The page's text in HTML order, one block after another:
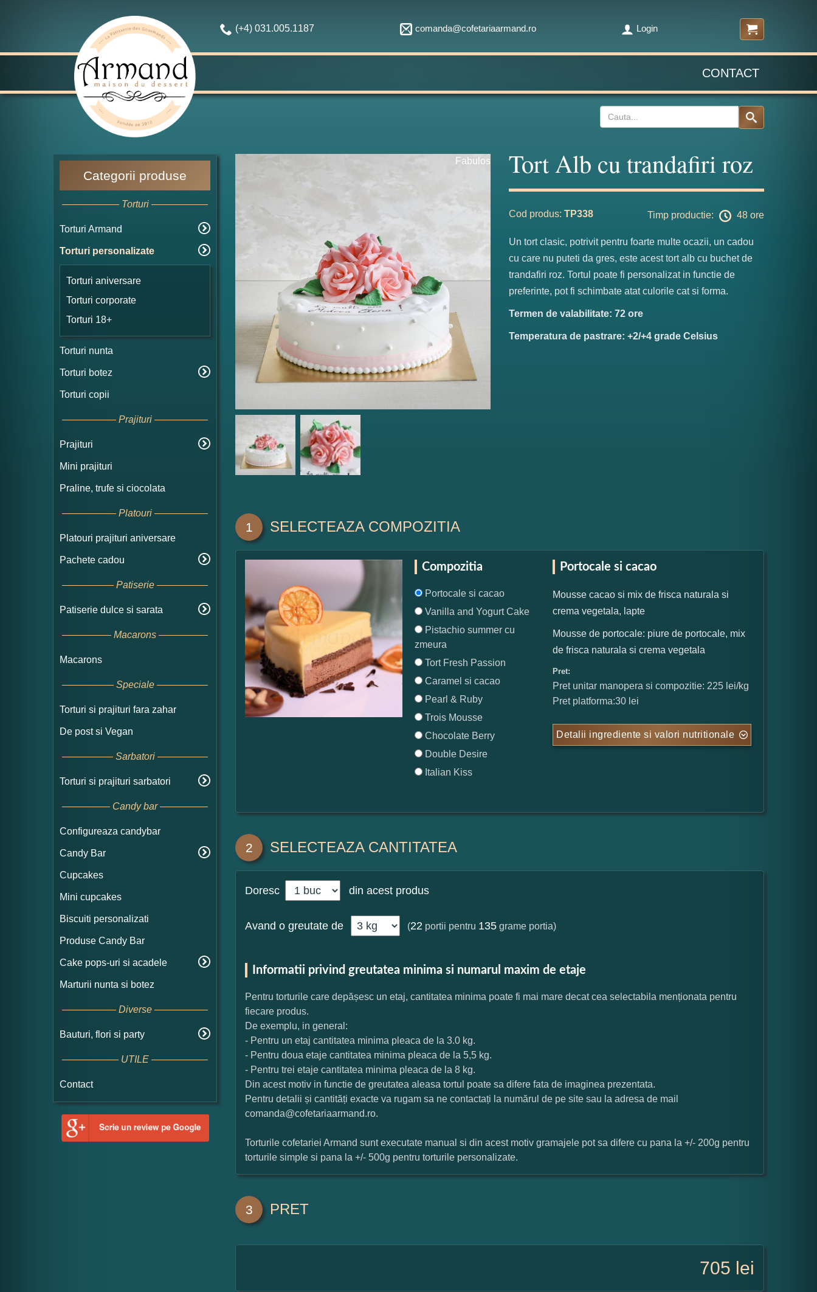
(+4) 031.005.1187 comanda@cofetariaarmand.ro Login
CONTACT
Categorii produse
Torturi
Torturi Armand
Torturi personalizate
Torturi aniversare
Torturi corporate
Torturi 18+
Torturi nunta
Torturi botez
Torturi copii
Prajituri
Prajituri
Mini prajituri
Praline, trufe si ciocolata
Platouri
Platouri prajituri aniversare
Pachete cadou
Patiserie
Patiserie dulce si sarata
Macarons
Macarons
Speciale
Torturi si prajituri fara zahar
De post si Vegan
Sarbatori
Torturi si prajituri sarbatori
Candy bar
Configureaza candybar
Candy Bar
Cupcakes
Mini cupcakes
Biscuiti personalizati
Produse Candy Bar
Cake pops-uri si acadele
Marturii nunta si botez
Diverse
Bauturi, flori si party
UTILE
Contact
Fabulos Tort Alb cu trandafiri roz
Cod produs: TP338 Timp productie: 48 ore
Un tort clasic, potrivit pentru foarte multe ocazii, un cadou
cu care nu puteti da gres, este acest tort alb cu buchet de
trandafiri roz. Tortul poate fi personalizat in functie de
preferinte, pot fi schimbate atat culorile cat si forma.
Termen de valabilitate: 72 ore
Temperatura de pastrare: +2/+4 grade Celsius
1 SELECTEAZA COMPOZITIA
Compozitia
Portocale si cacao
Vanilla and Yogurt Cake
Pistachio summer cu
zmeura
Tort Fresh Passion
Caramel si cacao
Pearl & Ruby
Trois Mousse
Chocolate Berry
Double Desire
Italian Kiss
Portocale si cacao
Mousse cacao si mix de frisca naturala si
crema vegetala, lapte
Mousse de portocale: piure de portocale, mix
de frisca naturala si crema vegetala
Pret:
Pret unitar manopera si compozitie: 225 lei/kg
Pret platforma:30 lei
Detalii ingrediente si valori nutritionale
2 SELECTEAZA CANTITATEA
Doresc din acest produs
Avand o greutate de (22 portii pentru 135 grame portia)
Informatii privind greutatea minima si numarul maxim de etaje
Pentru torturile care depășesc un etaj, cantitatea minima poate fi mai mare decat cea selectabila menționata pentru
fiecare produs.
De exemplu, in general:
- Pentru un etaj cantitatea minima pleaca de la 3.0 kg.
- Pentru doua etaje cantitatea minima pleaca de la 5,5 kg.
- Pentru trei etaje cantitatea minima pleaca de la 8 kg.
Din acest motiv in functie de greutatea aleasa tortul poate sa difere fata de imaginea prezentata.
Pentru detalii și cantități exacte va rugam sa ne contactați la numărul de pe site sau la adresa de mail
comanda@cofetariaarmand.ro.
Torturile cofetariei Armand sunt executate manual si din acest motiv gramajele pot sa difere cu pana la +/- 200g pentru
torturile simple si pana la +/- 500g pentru torturile personalizate.
3 PRET
705 lei